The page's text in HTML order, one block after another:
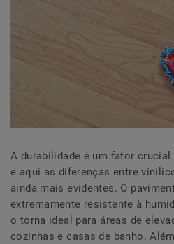
A durabilidade é um fator
e aqui as diferenças entre
ainda mais evidentes. O
extremamente resistente à
o torna ideal para áreas de
cozinhas e casas de banho.